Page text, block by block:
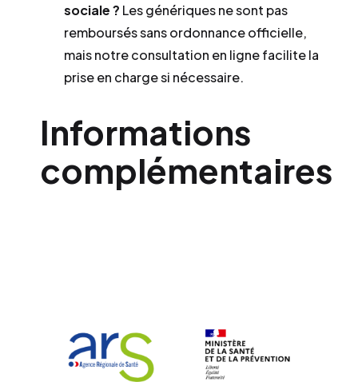
sociale ? Les génériques ne sont pas
remboursés sans ordonnance officielle,
mais notre consultation en ligne facilite la
prise en charge si nécessaire.
Informations
complémentaires